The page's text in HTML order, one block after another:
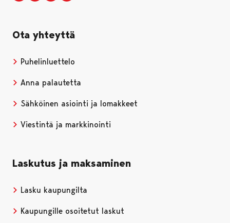
Ota yhteyttä
Puhelinluettelo
Anna palautetta
Sähköinen asiointi ja lomakkeet
Viestintä ja markkinointi
Laskutus ja maksaminen
Lasku kaupungilta
Kaupungille osoitetut laskut